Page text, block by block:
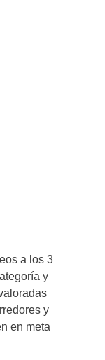
a los 3
y
y
en meta